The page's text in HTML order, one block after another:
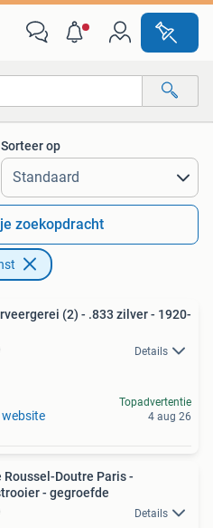
Sorteer op
zoekopdracht
(2) - .833 zilver - 1920-
Details
website
Topadvertentie
4 aug 26
Roussel-Doutre Paris -
- gegroefde
Details